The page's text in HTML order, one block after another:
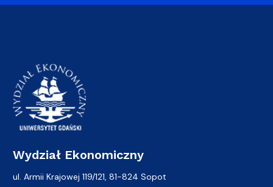
Wydział Ekonomiczny
ul. Armii Krajowej 119/121, 81-824 Sopot